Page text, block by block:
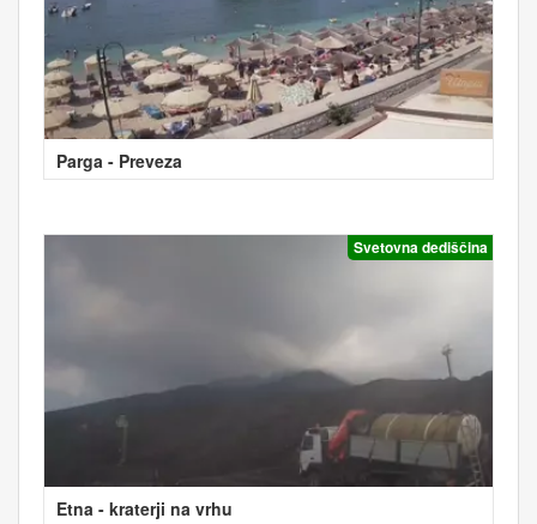
Parga - Preveza
Svetovna dediščina
Etna - kraterji na vrhu